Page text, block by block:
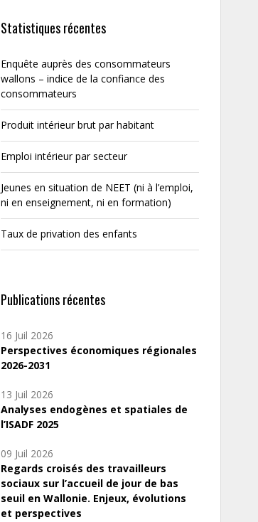
Statistiques récentes
Enquête auprès des consommateurs
wallons – indice de la confiance des
consommateurs
Produit intérieur brut par habitant
Emploi intérieur par secteur
Jeunes en situation de NEET (ni à l’emploi,
ni en enseignement, ni en formation)
Taux de privation des enfants
Publications récentes
16 Juil 2026
Perspectives économiques régionales
2026-2031
13 Juil 2026
Analyses endogènes et spatiales de
l’ISADF 2025
09 Juil 2026
Regards croisés des travailleurs
sociaux sur l’accueil de jour de bas
seuil en Wallonie. Enjeux, évolutions
et perspectives